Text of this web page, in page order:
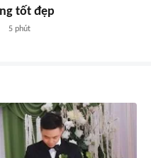
tốt đẹp
5 phút